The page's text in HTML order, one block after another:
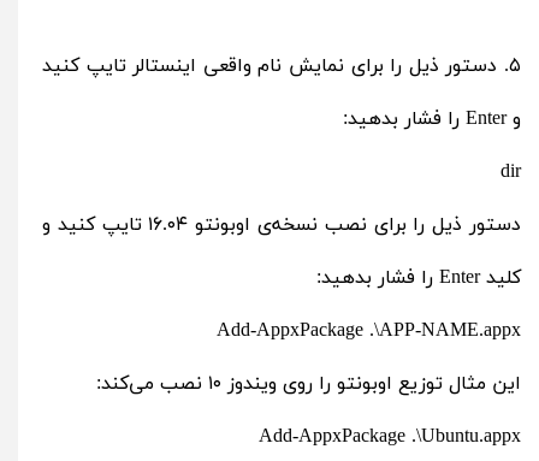
۵. دستور ذیل را برای نمایش نام واقعی اینستالر تایپ کنید
و Enter را فشار بدهید:
dir
دستور ذیل را برای نصب نسخه‌ی اوبونتو ۱۶.۰۴ تایپ کنید و
کلید Enter را فشار بدهید:
Add-AppxPackage .\APP-NAME.appx
این مثال توزیع اوبونتو را روی ویندوز ۱۰ نصب می‌کند:
Add-AppxPackage .\Ubuntu.appx